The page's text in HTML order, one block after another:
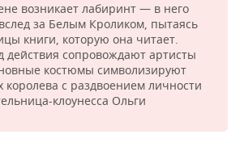
возникает лабиринт — в него
за Белым Кроликом, пытаясь
книги, которую она читает.
действия сопровождают артисты
костюмы символизируют
королева с раздвоением личности
клоунесса Ольги